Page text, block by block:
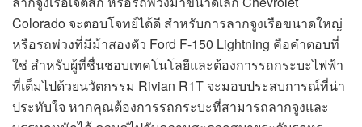
Colorado จะตอบโจทย์ได้ดี สำหรับการลากจูงเรือขนาดใหญ่
หรือรถพ่วงที่มีม้าสองตัว Ford F-150 Lightning คือคำตอบที่
ใช่ สำหรับผู้ที่ชื่นชอบเทคโนโลยีและต้องการรถกระบะไฟฟ้า
ที่เต็มไปด้วยนวัตกรรม Rivian R1T จะมอบประสบการณ์ที่น่า
ประทับใจ หากคุณต้องการรถกระบะที่สามารถลากจูงและ